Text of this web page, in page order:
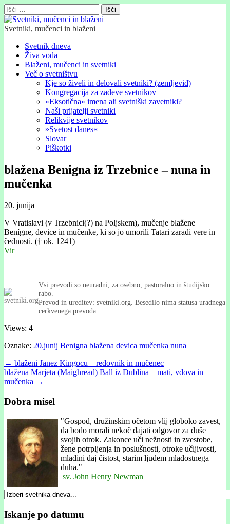
Išči:
Svetniki, mučenci in blaženi
Glavni
meni
Skip
content
Svetnik dneva
Živa voda
Blaženi, mučenci in svetniki
Več o svetništvu
Kje so živeli in delovali svetniki? (zemljevid)
Kongregacija za zadeve svetnikov
»Eksotična« imena ali svetniški zavetniki?
Naši prijatelji svetniki
Relikvije svetnikov
»Svetost danes«
Slovar
Piškotki
blažena Benigna iz Trzebnice – nuna in
mučenka
20. junija
V Vratislavi (v Trzebnici(?) na Poljskem), mučenje blažene
Benígne, device in mučenke, ki so jo umorili Tatari zaradi vere in
čednosti. († ok. 1241)
Vir
Vsi prevodi so neuradni, za osebno, pastoralno in študijsko
rabo.
Prevod in ureditev: svetniki.org. Besedilo nima statusa uradnega
cerkvenega prevoda.
Views: 4
Oznake: 20.junij Benigna blažena devica mučenka nuna
Post
navigation
← blaženi Janez Kingocu – redovnik in mučenec
blažena Marjeta (Maighread) Ball iz Dublina – mati, vdova in
mučenka →
Dobra misel
"Gospod, družinskim očetom vlij globoko zavest,
da bodo morali nekoč dajati odgovor za duše
svojih otrok. Zakonce uči nežnosti in zvestobe,
žene potrpljenja in poslušnosti, otroke učljivosti,
mladini daj čistost, starim ljudem mladostnega
duha."
sv. John Henry Newman
Iskanje po datumu